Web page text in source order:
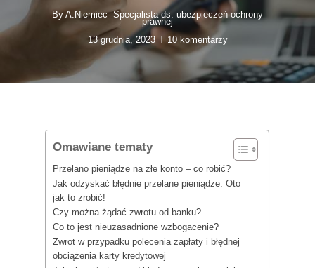
By A.Niemiec- Specjalista ds. ubezpieczeń ochrony
prawnej
13 grudnia, 2023
10 komentarzy
Omawiane tematy
Przelano pieniądze na złe konto – co robić?
Jak odzyskać błędnie przelane pieniądze: Oto
jak to zrobić!
Czy można żądać zwrotu od banku?
Co to jest nieuzasadnione wzbogacenie?
Zwrot w przypadku polecenia zapłaty i błędnej
obciążenia karty kredytowej